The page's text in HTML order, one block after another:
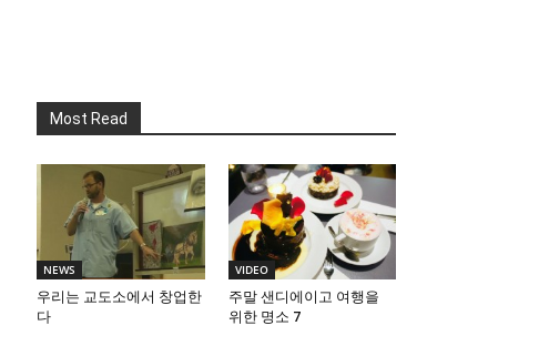
Most Read
NEWS
우리는 교도소에서 창업한
다
VIDEO
주말 샌디에이고 여행을
위한 명소 7